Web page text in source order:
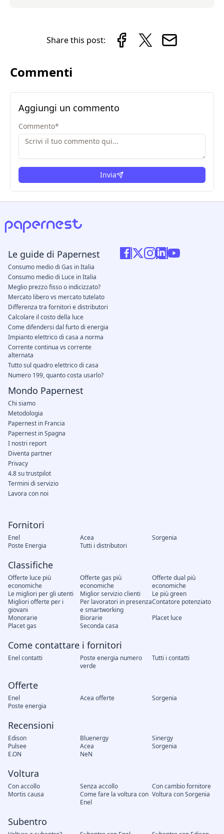
Share this post:
Commenti
Aggiungi un commento
Commento*
Invia
Fornitori
Enel Acea
Sorgenia
Poste Energia
Tutti i distributori
Classifiche
Offerte luce più
economiche
Offerte gas più
economiche
Offerte dual più
economiche
Le migliori per gli utenti
Miglior servizio clienti
Le più green
Migliori offerte per i
giovani
Per lavoratori in presenza
e smartworking
Contatore potenziato
Monorarie
Biorarie
Placet luce
Placet gas
Seconda casa
Come contattare i fornitori
Enel contatti
Poste energia numero
verde
Tutti i contatti
Offerte
Enel Acea offerte
Sorgenia
Poste energia
Recensioni
Edison Bluenergy
Sinergy
Pulsee
Acea
Sorgenia
E.ON
NeN
Voltura
Con accollo Senza accollo
Con cambio fornitore
Mortis causa
Come fare la voltura con
Enel
Voltura con Sorgenia
Subentro
Le guide di Papernest
Consumo medio di Gas in Italia
Consumo medio di Luce in Italia
Meglio prezzo fisso o indicizzato?
Mercato libero vs mercato tutelato
Differenza tra fornitori e distributori
Calcolare il costo della luce
Come difendersi dal furto di energia
Impianto elettrico di casa a norma
Corrente continua vs corrente
alternata
Tutto sul quadro elettrico di casa
Numero 199, quanto costa usarlo?
Mondo Papernest
Chi siamo
Metodologia
Papernest in Francia
Papernest in Spagna
I nostri report
Diventa partner
Privacy
4.8 su trustpilot
Termini di servizio
Lavora con noi